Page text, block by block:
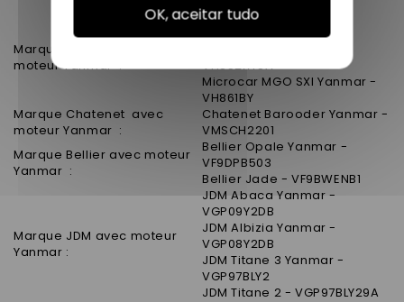
Marque Microcar avec
moteur Yanmar :
Microcar MC1 Yanmar -
VH851XY
VH852XYSA
Microcar MGO SXI Yanmar -
VH861BY
Marque Chatenet avec
moteur Yanmar :
Chatenet Barooder Yanmar -
VMSCH2201
Marque Bellier avec moteur
Yanmar :
Bellier Opale Yanmar -
VF9DPB503
Bellier Jade - VF9BWENB1
Marque JDM avec moteur
Yanmar :
JDM Abaca Yanmar -
VGP09Y2DB
JDM Albizia Yanmar -
VGP08Y2DB
JDM Titane 3 Yanmar -
VGP97BLY2
JDM Titane 2 - VGP97BLY29A
OK, aceitar tudo